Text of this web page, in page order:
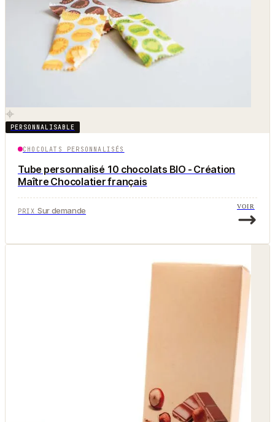
PERSONNALISABLE
CHOCOLATS PERSONNALISÉS
Tube personnalisé 10 chocolats BIO - Création
Maître Chocolatier français
PRIX Sur demande VOIR